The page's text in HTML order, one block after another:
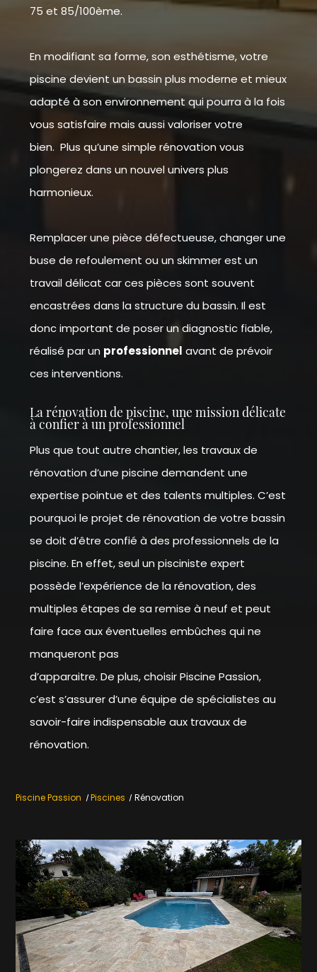
75 et 85/100ème.
En modifiant sa forme, son esthétisme, votre
piscine devient un bassin plus moderne et mieux
adapté à son environnement qui pourra à la fois
vous satisfaire mais aussi valoriser votre
bien. Plus qu’une simple rénovation vous
plongerez dans un nouvel univers plus
harmonieux.
Remplacer une pièce défectueuse, changer une
buse de refoulement ou un skimmer est un
travail délicat car ces pièces sont souvent
encastrées dans la structure du bassin. Il est
donc important de poser un diagnostic fiable,
réalisé par un professionnel avant de prévoir
ces interventions.
La rénovation de piscine, une mission délicate
à confier à un professionnel
Plus que tout autre chantier, les travaux de
rénovation d’une piscine demandent une
expertise pointue et des talents multiples. C’est
pourquoi le projet de rénovation de votre bassin
se doit d’être confié à des professionnels de la
piscine. En effet, seul un pisciniste expert
possède l’expérience de la rénovation, des
multiples étapes de sa remise à neuf et peut
faire face aux éventuelles embûches qui ne
manqueront pas
d’apparaitre. De plus, choisir Piscine Passion,
c’est s’assurer d’une équipe de spécialistes au
savoir-faire indispensable aux travaux de
rénovation.
Piscine Passion Piscines Rénovation